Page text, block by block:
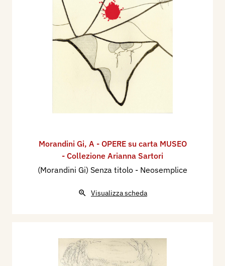
Morandini Gi, A - OPERE su carta MUSEO
- Collezione Arianna Sartori
(Morandini Gi) Senza titolo - Neosemplice
Visualizza scheda